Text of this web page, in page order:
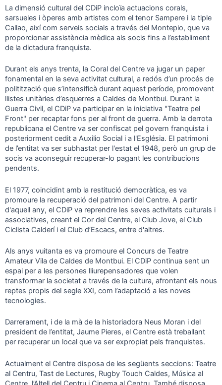
La dimensió cultural del CDiP incloïa actuacions corals,
sarsueles i òperes amb artistes com el tenor Sampere i la tiple
Callao, així com serveis socials a través del Montepio, que va
proporcionar assistència mèdica als socis fins a l’establiment
de la dictadura franquista.
Durant els anys trenta, la Coral del Centre va jugar un paper
fonamental en la seva activitat cultural, a redós d’un procés de
politització que s’intensificà durant aquest període, promovent
llistes unitàries d’esquerres a Caldes de Montbui. Durant la
Guerra Civil, el CDiP va participar en la iniciativa "Teatre pel
Front" per recaptar fons per al front de guerra. Amb la derrota
republicana el Centre va ser confiscat pel govern franquista i
posteriorment cedit a Auxilio Social i a l'Església. El patrimoni
de l’entitat va ser subhastat per l'estat el 1948, però un grup de
socis va aconseguir recuperar-lo pagant les contribucions
pendents.
El 1977, coincidint amb la restitució democràtica, es va
promoure la recuperació del patrimoni del Centre. A partir
d'aquell any, el CDiP va reprendre les seves activitats culturals i
associatives, creant el Cor del Centre, el Club Jove, el Club
Ciclista Calderí i el Club d’Escacs, entre d'altres.
Als anys vuitanta es va promoure el Concurs de Teatre
Amateur Vila de Caldes de Montbui. El CDiP continua sent un
espai per a les persones lliurepensadores que volen
transformar la societat a través de la cultura, afrontant els nous
reptes propis del segle XXI, com l’adaptació a les noves
tecnologies.
Darrerament, i de la mà de la historiadora Neus Moran i del
president de l’entitat, Jaume Pieres, el Centre està treballant
per recuperar un local que va ser expropiat pels franquistes.
Actualment el Centre disposa de les següents seccions: Teatre
al Centru, Tast de Lectures, Rugby Touch Caldes, Música al